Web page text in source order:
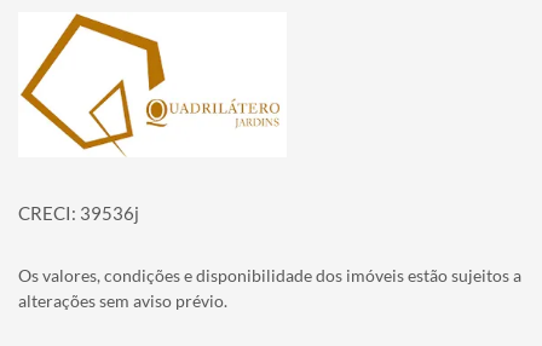
Página inicial
CRECI: 39536j
Os valores, condições e disponibilidade dos imóveis estão sujeitos a
alterações sem aviso prévio.